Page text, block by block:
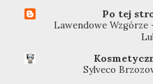
Po tej
Lawendowe Wzgórze
Sylveco